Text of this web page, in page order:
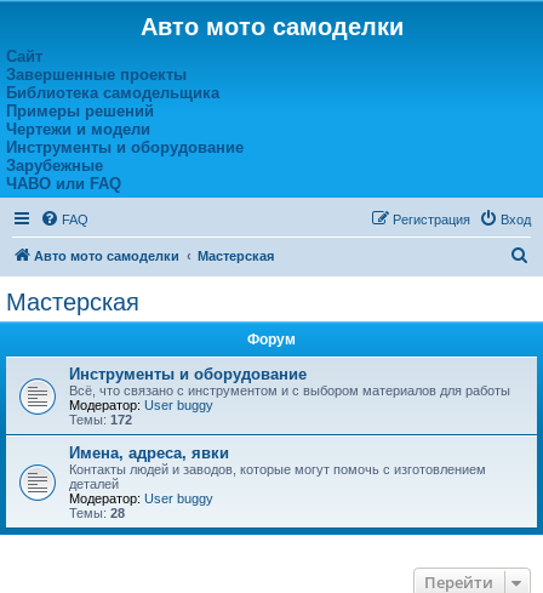
Авто мото самоделки
Сайт
Завершенные проекты
Библиотека самодельщика
Примеры решений
Чертежи и модели
Инструменты и оборудование
Зарубежные
ЧАВО или FAQ
FAQ Вход
Регистрация
Авто мото самоделки Мастерская
Мастерская
Форум
Инструменты и оборудование
Всё, что связано с инструментом и с выбором материалов для работы
Модератор: User buggy
Темы: 172
Имена, адреса, явки
Контакты людей и заводов, которые могут помочь с изготовлением
деталей
Модератор: User buggy
Темы: 28
Перейти